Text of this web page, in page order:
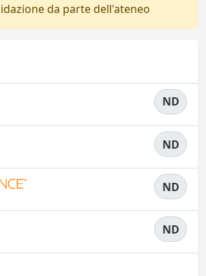
da parte dell'ateneo
ND
ND
ND
ND